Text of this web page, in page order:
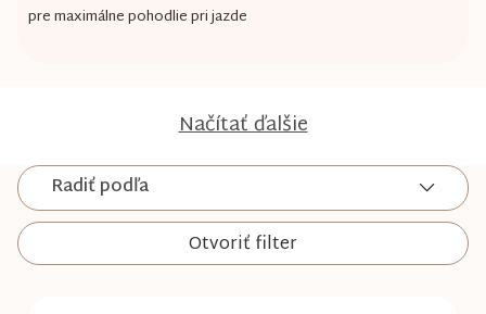
pre maximálne pohodlie pri jazde
Načítať ďalšie
Radiť podľa
Otvoriť filter